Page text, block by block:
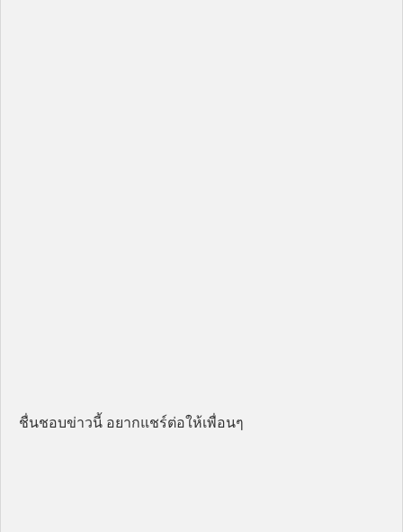
ชื่นชอบข่าวนี้ อยากแชร์ต่อให้เพื่อนๆ